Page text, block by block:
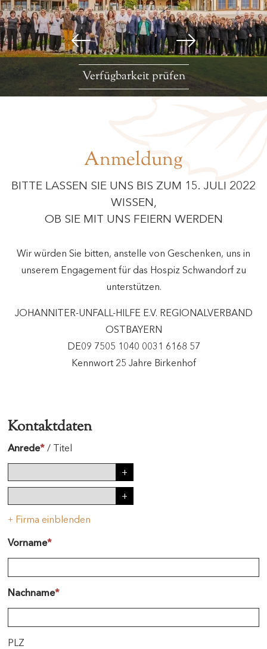
Verfügbarkeit prüfen
Anmeldung
BITTE LASSEN SIE UNS BIS ZUM 15. JULI 2022
WISSEN,
OB SIE MIT UNS FEIERN WERDEN
Wir würden Sie bitten, anstelle von Geschenken, uns in
unserem Engagement für das Hospiz Schwandorf zu
unterstützen.
JOHANNITER-UNFALL-HILFE E.V. REGIONALVERBAND
OSTBAYERN
DE09 7505 1040 0031 6168 57
Kennwort 25 Jahre Birkenhof
Kontaktdaten
Anrede* / Titel
+ Firma einblenden
Vorname*
Nachname*
PLZ